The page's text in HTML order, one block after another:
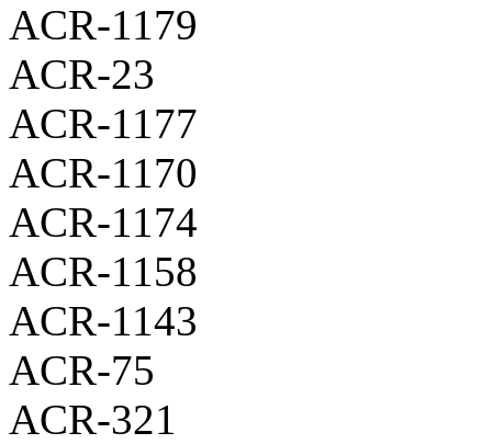
ACR-1179
ACR-23
ACR-1177
ACR-1170
ACR-1174
ACR-1158
ACR-1143
ACR-75
ACR-321